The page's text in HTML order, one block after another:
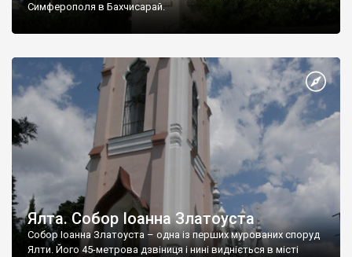
Симферополя в Бахчисарай.
Ялта. Собор Іоанна Златоуста
Собор Іоанна Златоуста – одна із перших мурованих споруд
Ялти. Його 45-метрова дзвіниця і нині видніється в місті